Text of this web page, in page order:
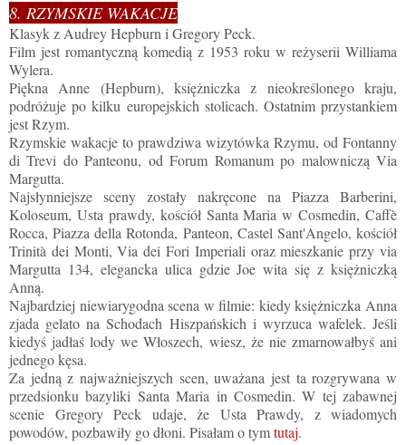
8. RZYMSKIE WAKACJE
Klasyk z Audrey Hepburn i Gregory Peck.
Film jest romantyczną komedią z 1953 roku w reżyserii Williama
Wylera.
Piękna Anne (Hepburn), księżniczka z nieokreślonego kraju,
podróżuje po kilku europejskich stolicach. Ostatnim przystankiem
jest Rzym.
Rzymskie wakacje to prawdziwa wizytówka Rzymu, od Fontanny
di Trevi do Panteonu, od Forum Romanum po malowniczą Via
Margutta.
Najsłynniejsze sceny zostały nakręcone na Piazza Barberini,
Koloseum, Usta prawdy, kościół Santa Maria w Cosmedin, Caffè
Rocca, Piazza della Rotonda, Panteon, Castel Sant'Angelo, kościół
Trinità dei Monti, Via dei Fori Imperiali oraz mieszkanie przy via
Margutta 134, elegancka ulica gdzie Joe wita się z księżniczką
Anną.
Najbardziej niewiarygodna scena w filmie: kiedy księżniczka Anna
zjada gelato na Schodach Hiszpańskich i wyrzuca wafelek. Jeśli
kiedyś jadłaś lody we Włoszech, wiesz, że nie zmarnowałbyś ani
jednego kęsa.
Za jedną z najważniejszych scen, uważana jest ta rozgrywana w
przedsionku bazyliki Santa Maria in Cosmedin. W tej zabawnej
scenie Gregory Peck udaje, że Usta Prawdy, z wiadomych
powodów, pozbawiły go dłoni. Pisałam o tymtutaj.